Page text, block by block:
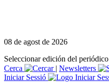
08 de agost de 2026
Seleccionar edición del periódico
Cerca
| Newsletters
Iniciar Sessió